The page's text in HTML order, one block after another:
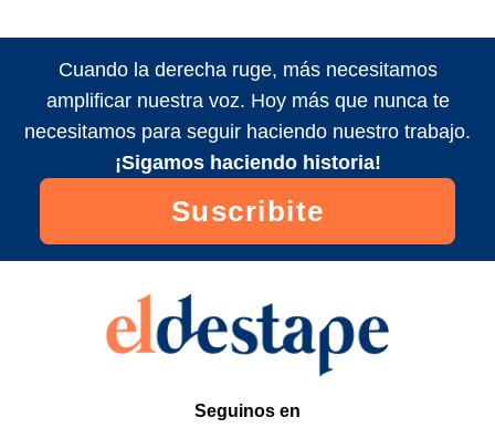
Cuando la derecha ruge, más necesitamos
amplificar nuestra voz. Hoy más que nunca te
necesitamos para seguir haciendo nuestro trabajo.
¡Sigamos haciendo historia!
Suscribite
Seguinos en